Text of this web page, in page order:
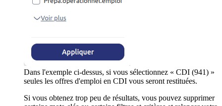
Dans l'exemple ci-dessus, si vous sélectionnez « CDI (941) »
seules les offres d'emploi en CDI vous seront restituées.
Si vous obtenez trop peu de résultats, vous pouvez supprimer